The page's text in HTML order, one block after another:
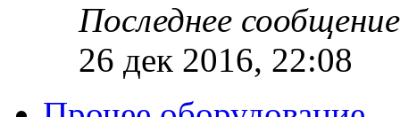
Последнее сообщение
26 дек 2016, 22:08